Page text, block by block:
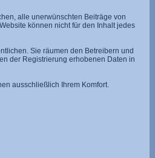
alle unerwünschten Beiträge von
können nicht für den Inhalt jedes
Sie räumen den Betreibern und
der Registrierung erhobenen Daten in
ausschließlich Ihrem Komfort.